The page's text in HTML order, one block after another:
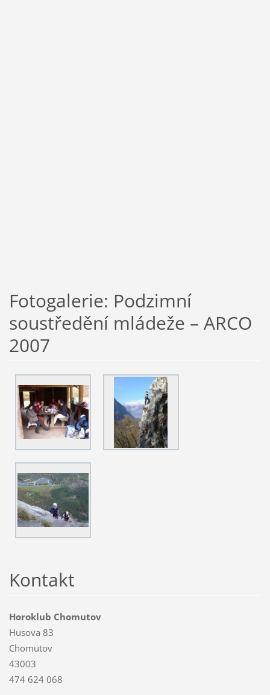
Fotogalerie: Podzimní
soustředění mládeže – ARCO
2007
Kontakt
Horoklub Chomutov
Husova 83
Chomutov
43003
474 624 068